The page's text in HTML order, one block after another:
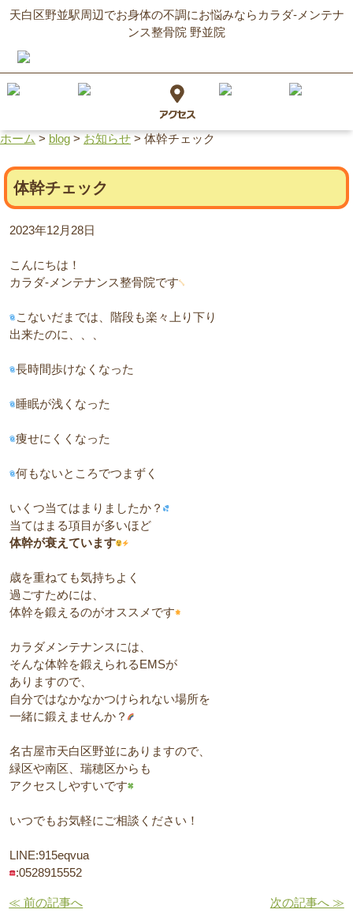
天白区野並駅周辺でお身体の不調にお悩みならカラダ‐メンテナ
ンス整骨院 野並院
ホーム > blog > お知らせ > 体幹チェック
体幹チェック
2023年12月28日
こんにちは！
カラダ‐メンテナンス整骨院です
こないだまでは、階段も楽々上り下り
出来たのに、、、
長時間歩けなくなった
睡眠が浅くなった
痩せにくくなった
何もないところでつまずく
いくつ当てはまりましたか？
当てはまる項目が多いほど
体幹が衰えています
歳を重ねても気持ちよく
過ごすためには、
体幹を鍛えるのがオススメです
カラダメンテナンスには、
そんな体幹を鍛えられるEMSが
ありますので、
自分ではなかなかつけられない場所を
一緒に鍛えませんか？
名古屋市天白区野並にありますので、
緑区や南区、瑞穂区からも
アクセスしやすいです
いつでもお気軽にご相談ください！
LINE:915eqvua
:0528915552
≪ 前の記事へ 次の記事へ ≫